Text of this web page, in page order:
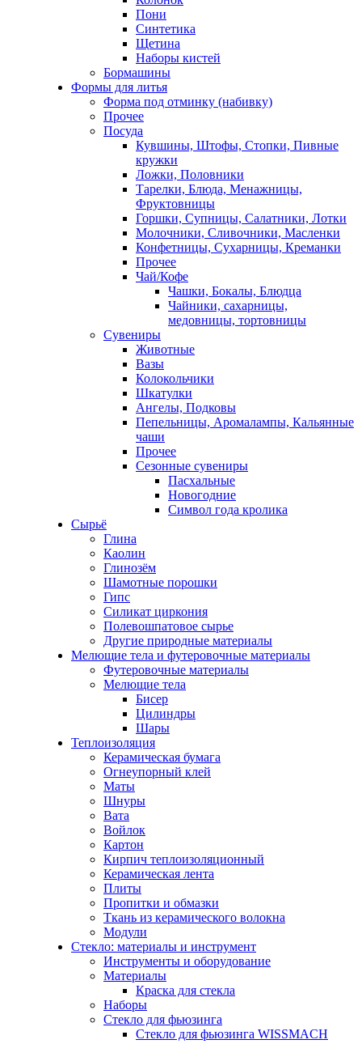
Пони
Синтетика
Щетина
Наборы кистей
Бормашины
Формы для литья
Форма под отминку (набивку)
Прочее
Посуда
Кувшины, Штофы, Стопки, Пивные
кружки
Ложки, Половники
Тарелки, Блюда, Менажницы,
Фруктовницы
Горшки, Супницы, Салатники, Лотки
Молочники, Сливочники, Масленки
Конфетницы, Сухарницы, Креманки
Прочее
Чай/Кофе
Чашки, Бокалы, Блюдца
Чайники, сахарницы,
медовницы, тортовницы
Сувениры
Животные
Вазы
Колокольчики
Шкатулки
Ангелы, Подковы
Пепельницы, Аромалампы, Кальянные
чаши
Прочее
Сезонные сувениры
Пасхальные
Новогодние
Символ года кролика
Сырьё
Глина
Каолин
Глинозём
Шамотные порошки
Гипс
Силикат циркония
Полевошпатовое сырье
Другие природные материалы
Мелющие тела и футеровочные материалы
Футеровочные материалы
Мелющие тела
Бисер
Цилиндры
Шары
Теплоизоляция
Керамическая бумага
Огнеупорный клей
Маты
Шнуры
Вата
Войлок
Картон
Кирпич теплоизоляционный
Керамическая лента
Плиты
Пропитки и обмазки
Ткань из керамического волокна
Модули
Стекло: материалы и инструмент
Инструменты и оборудование
Материалы
Краска для стекла
Наборы
Стекло для фьюзинга
Стекло для фьюзинга WISSMACH